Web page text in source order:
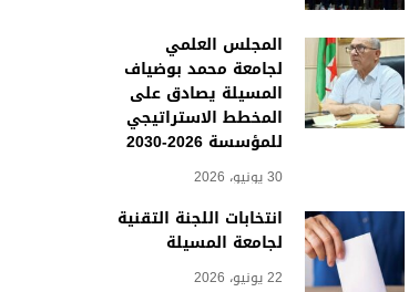
المجلس العلمي
لجامعة محمد بوضياف
المسيلة يصادق على
المخطط الاستراتيجي
للمؤسسة 2026-2030
30 يونيو، 2026
انتخابات اللجنة التقنية
لجامعة المسيلة
22 يونيو، 2026